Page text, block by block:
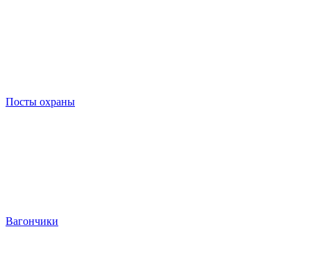
Посты охраны
Вагончики